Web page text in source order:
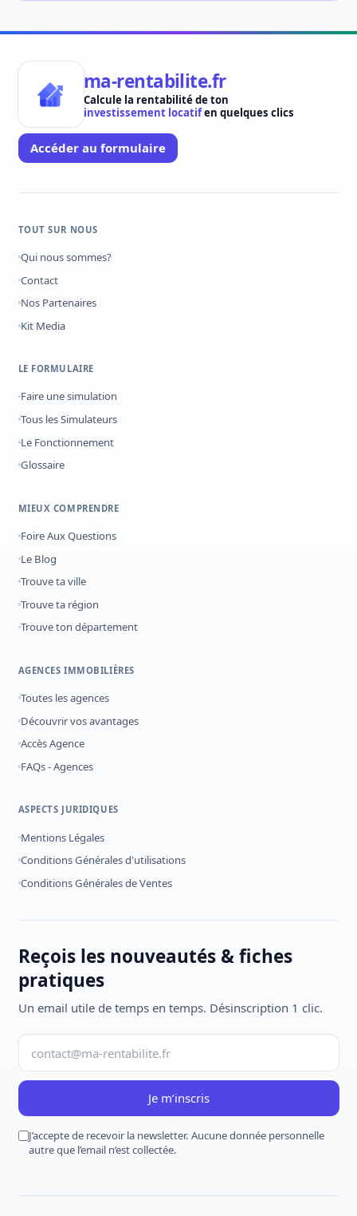
ma-rentabilite.fr
Calcule la rentabilité de ton
investissement locatifen quelques clics
Accéder au formulaire
TOUT SUR NOUS
Qui nous sommes?
Contact
Nos Partenaires
Kit Media
LE FORMULAIRE
Faire une simulation
Tous les Simulateurs
Le Fonctionnement
Glossaire
MIEUX COMPRENDRE
Foire Aux Questions
Le Blog
Trouve ta ville
Trouve ta région
Trouve ton département
AGENCES IMMOBILIÈRES
Toutes les agences
Découvrir vos avantages
Accès Agence
FAQs - Agences
ASPECTS JURIDIQUES
Mentions Légales
Conditions Générales d'utilisations
Conditions Générales de Ventes
Reçois les nouveautés & fiches
pratiques
Un email utile de temps en temps. Désinscription 1 clic.
Je m’inscris
J’accepte de recevoir la newsletter. Aucune donnée personnelle
autre que l’email n’est collectée.